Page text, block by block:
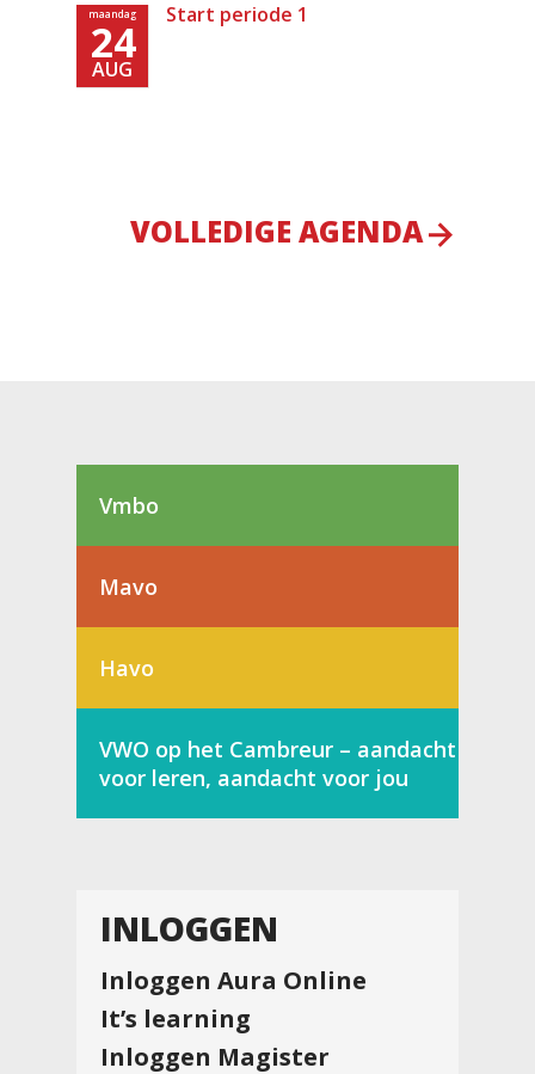
maandag
24
AUG
Start periode 1
VOLLEDIGE AGENDA
Vmbo
Mavo
Havo
VWO op het Cambreur – aandacht
voor leren, aandacht voor jou
INLOGGEN
Inloggen Aura Online
It’s learning
Inloggen Magister